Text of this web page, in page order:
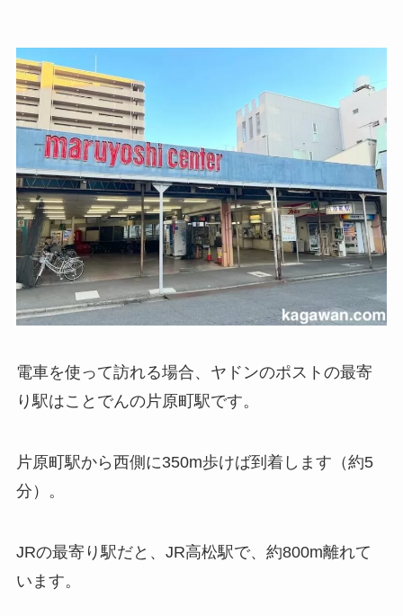
電車を使って訪れる場合、ヤドンのポストの最寄
り駅はことでんの片原町駅です。
片原町駅から西側に350m歩けば到着します（約5
分）。
JRの最寄り駅だと、JR高松駅で、約800m離れて
います。